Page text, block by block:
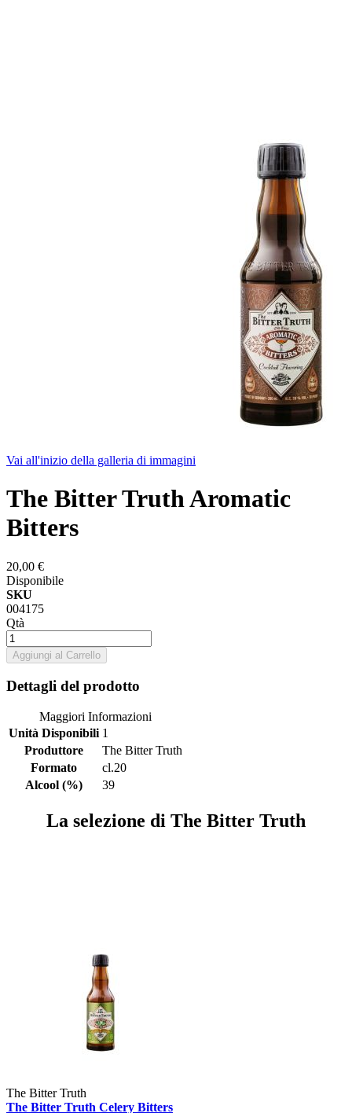
Vai all'inizio della galleria di immagini
The Bitter Truth Aromatic
Bitters
20,00 €
Disponibile
SKU
004175
Qtà
Aggiungi al Carrello
Dettagli del prodotto
Maggiori Informazioni
Unità Disponibili 1
Produttore
The Bitter Truth
Formato
cl.20
Alcool (%)
39
La selezione di The Bitter Truth
The Bitter Truth
The Bitter Truth Celery Bitters